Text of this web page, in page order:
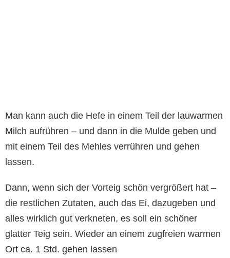
Man kann auch die Hefe in einem Teil der lauwarmen
Milch aufrühren – und dann in die Mulde geben und
mit einem Teil des Mehles verrühren und gehen
lassen.
Dann, wenn sich der Vorteig schön vergrößert hat –
die restlichen Zutaten, auch das Ei, dazugeben und
alles wirklich gut verkneten, es soll ein schöner
glatter Teig sein. Wieder an einem zugfreien warmen
Ort ca. 1 Std. gehen lassen